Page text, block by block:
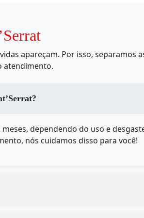
apareçam. Por isso, separamos
atendimento.
dependendo do uso e
nós cuidamos disso para você!